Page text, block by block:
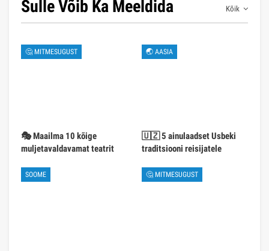
Kõik
Sulle Võib Ka Meeldida
🤔 MITMESUGUST
🎭 Maailma 10 kõige
muljetavaldavamat teatrit
🌏 AASIA
🇺🇿 5 ainulaadset Usbeki
traditsiooni reisijatele
SOOME 🤔 MITMESUGUST